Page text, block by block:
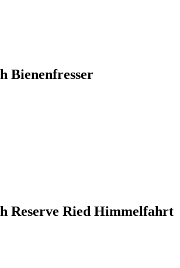
Bienenfresser
Reserve Ried Himmelfahrt